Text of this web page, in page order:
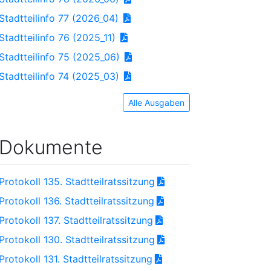
Stadtteilinfo 77 (2026_04)
Stadtteilinfo 76 (2025_11)
Stadtteilinfo 75 (2025_06)
Stadtteilinfo 74 (2025_03)
Alle Ausgaben
Dokumente
Protokoll 135. Stadtteilratssitzung
Protokoll 136. Stadtteilratssitzung
Protokoll 137. Stadtteilratssitzung
Protokoll 130. Stadtteilratssitzung
Protokoll 131. Stadtteilratssitzung